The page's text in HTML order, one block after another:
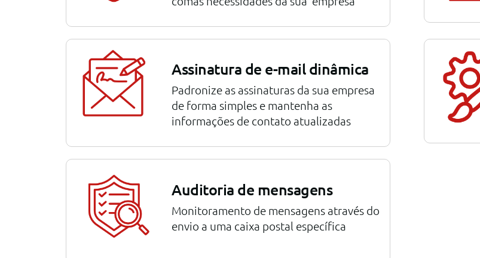
Assinatura de e-mail dinâmica
Padronize as assinaturas da sua empresa
de forma simples e mantenha as
informações de contato atualizadas
Auditoria de mensagens
Monitoramento de mensagens através do
envio a uma caixa postal específica